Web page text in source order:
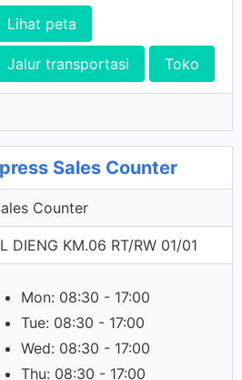
Lihat peta
Jalur transportasi Toko
Sales Counter
Counter
DIENG KM.06 RT/RW 01/01
Mon: 08:30 - 17:00
Tue: 08:30 - 17:00
Wed: 08:30 - 17:00
Thu: 08:30 - 17:00